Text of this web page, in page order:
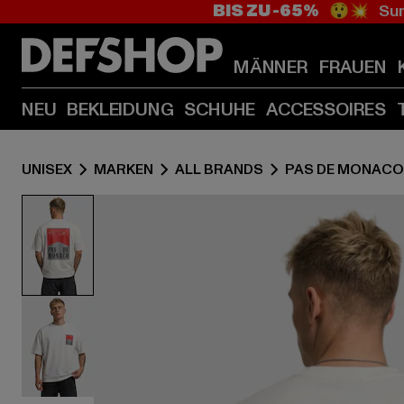
BIS ZU -65% 😲💥
MÄNNER FRAUEN
NEU BEKLEIDUNG SCHUHE ACCESSOIRES
UNISEX MARKEN ALL BRANDS PAS DE MONACO